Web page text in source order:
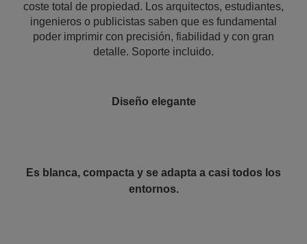
coste total de propiedad. Los arquitectos, estudiantes,
ingenieros o publicistas saben que es fundamental
poder imprimir con precisión, fiabilidad y con gran
detalle. Soporte incluido.
Diseño elegante
Es blanca, compacta y se adapta a casi todos los
entornos.